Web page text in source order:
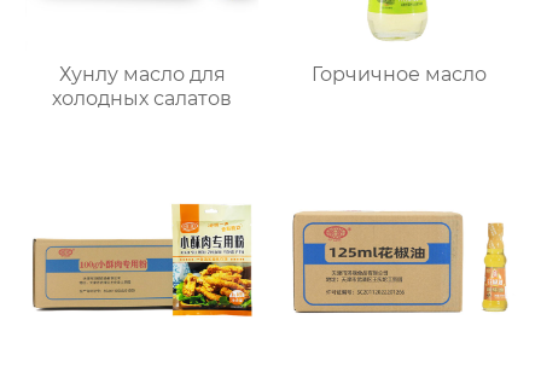
Хунлу масло для
холодных салатов
Горчичное масло